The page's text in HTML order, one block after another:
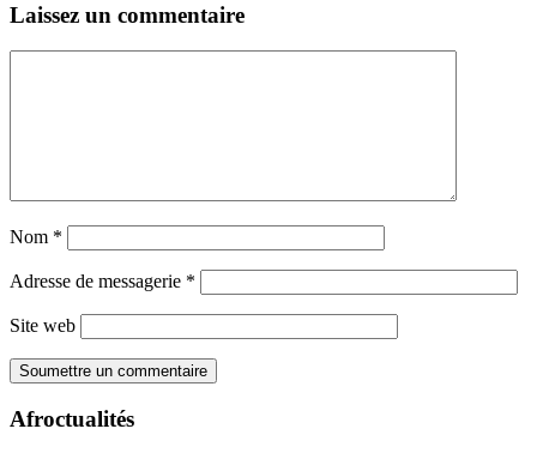
Laissez un commentaire
Nom *
Adresse de messagerie *
Site web
Afroctualités